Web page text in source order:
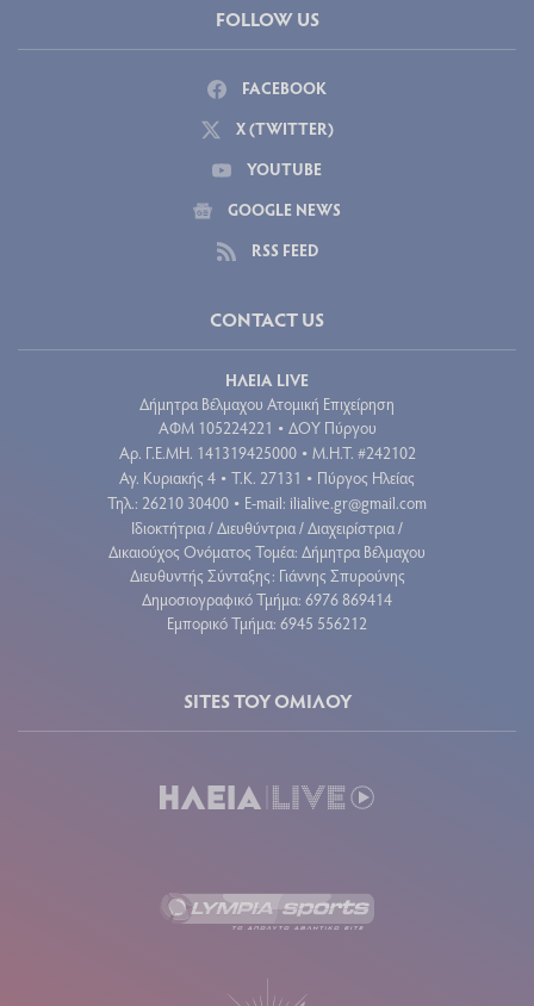
FOLLOW US
FACEBOOK
X (TWITTER)
YOUTUBE
GOOGLE NEWS
RSS FEED
CONTACT US
ΗΛΕΙΑ LIVE
Δήμητρα Βέλμαχου Ατομική Επιχείρηση
ΑΦΜ 105224221 • ΔΟΥ Πύργου
Aρ. Γ.Ε.ΜΗ. 141319425000 • Μ.Η.Τ. #242102
Αγ. Κυριακής 4 • Τ.Κ. 27131 • Πύργος Ηλείας
Τηλ.: 26210 30400 • E-mail: ilialive.gr@gmail.com
Ιδιοκτήτρια / Διευθύντρια / Διαχειρίστρια /
Δικαιούχος Ονόματος Τομέα: Δήμητρα Βέλμαχου
Διευθυντής Σύνταξης: Γιάννης Σπυρούνης
Δημοσιογραφικό Τμήμα: 6976 869414
Εμπορικό Τμήμα: 6945 556212
SITES ΤΟΥ ΟΜΙΛΟΥ